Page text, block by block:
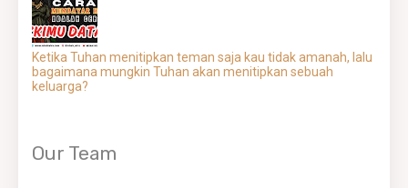
Ketika Tuhan menitipkan teman saja kau tidak amanah, lalu
bagaimana mungkin Tuhan akan menitipkan sebuah
keluarga?
Our Team